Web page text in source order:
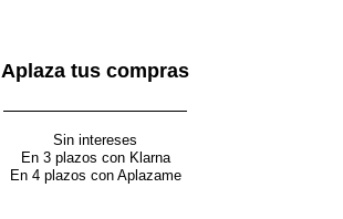
Aplaza tus compras
Sin intereses
En 3 plazos con Klarna
En 4 plazos con Aplazame